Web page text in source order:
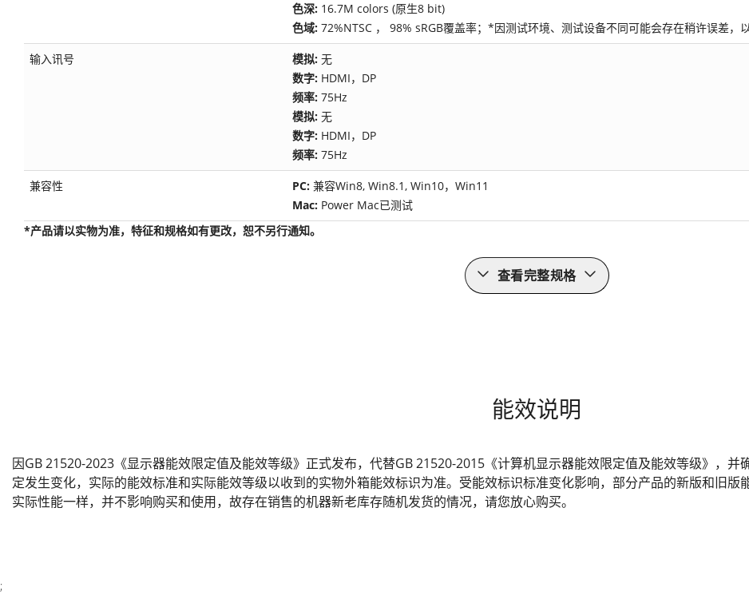
色深: 16.7M colors (原生8 bit)
色域: 72%NTSC ， 98% sRGB覆盖率；*因测试环境、测试设备不同可能会存在稍许误差，
输入讯号 模拟: 无
数字: HDMI，DP
频率: 75Hz
模拟: 无
数字: HDMI，DP
频率: 75Hz
兼容性 PC: 兼容Win8, Win8.1, Win10，Win11
Mac: Power Mac已测试
*产品请以实物为准，特征和规格如有更改，恕不另行通知。
查看完整规格
能效说明
因GB 21520-2023《显示器能效限定值及能效等级》正式发布，代替GB 21520-2015《计算机显示器能效限定值及能效等级》，
定发生变化，实际的能效标准和实际能效等级以收到的实物外箱能效标识为准。受能效标识标准变化影响，部分产品的新版和旧
实际性能一样，并不影响购买和使用，故存在销售的机器新老库存随机发货的情况，请您放心购买。
;